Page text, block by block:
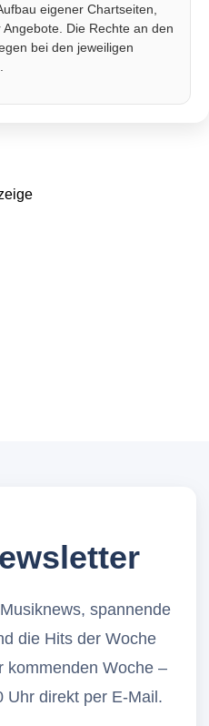
eigener Chartseiten,
Die Rechte an den
bei den jeweiligen
spannende
die Hits der Woche
kommenden Woche –
Uhr direkt per E-Mail.